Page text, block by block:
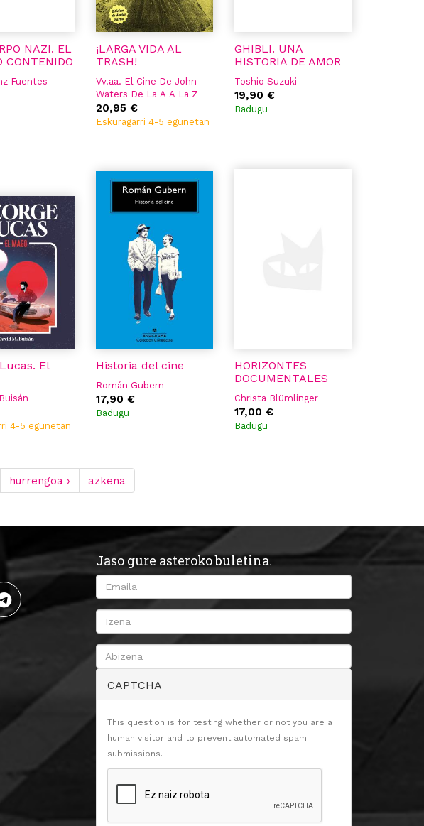
NAZI. EL
CONTENIDO
Fuentes
¡LARGA VIDA AL
TRASH!
Vv.aa. El Cine De John
Waters De La A A La Z
Javier Parra
Carlos Barea
Esty Quesada
Sandra Astor
Adrián Silvestre
Xavi Sánchez Pons
20,95 €
Eskuragarri 4-5 egunetan
GHIBLI. UNA
HISTORIA DE AMOR
Toshio Suzuki
19,90 €
Badugu
El
4-5 egunetan
Historia del cine
Román Gubern
17,90 €
Badugu
HORIZONTES
DOCUMENTALES
Christa Blümlinger
17,00 €
Badugu
hurrengoa › azkena
Jaso gure asteroko buletina.
CAPTCHA
This question is for testing whether or not you are a
human visitor and to prevent automated spam
submissions.